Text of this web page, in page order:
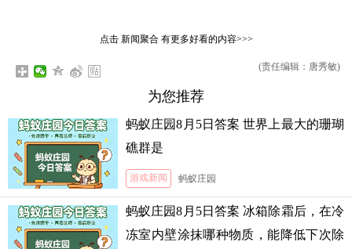
点击 新闻聚合有更多好看的内容>>>
(责任编辑：唐秀敏)
为您推荐
蚂蚁庄园8月5日答案 世界上最大的珊瑚
礁群是
游戏新闻 蚂蚁庄园
蚂蚁庄园8月5日答案 冰箱除霜后，在冷
冻室内壁涂抹哪种物质，能降低下次除